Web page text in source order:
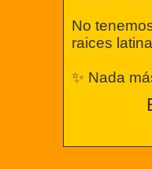
No
raices
✨ Nada